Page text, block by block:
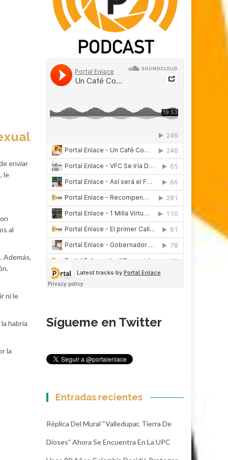
enviar
le
al
Además,
ni le
habría
la
Sígueme en Twitter
Entradas recientes
Réplica Del Mural “Valledupar, Tierra De
Dioses” Ahora Se Encuentra En La UPC